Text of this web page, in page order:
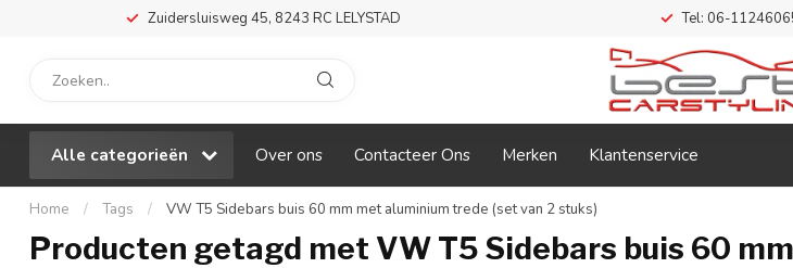
Zuidersluisweg 45, 8243 RC LELYSTAD Tel: 06-
Alle categorieën Over ons Contacteer Ons Merken Klantenservice
Home / Tags / VW T5 Sidebars buis 60 mm met aluminium trede (set van 2 stuks)
Producten getagd met VW T5 Sidebars buis 60